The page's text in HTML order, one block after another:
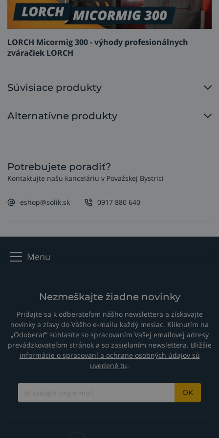
LORCH Micormig 300 - výhody profesionálnych
zváračiek LORCH
Súvisiace produkty
Alternatívne produkty
Potrebujete poradiť?
Kontaktujte našu kanceláriu v Považskej Bystrici
eshop@solik.sk 0917 880 640
Menu
Nezmeškajte žiadne novinky
Pridajte sa k odberateľom nášho newslettera a získavajte
novinky a zľavy do Vášho e-mailu každý mesiac. Kliknutím na
„Odoberať“ súhlasíte so spracovaním Vašej emailovej adresy
prevádzkovateľom stránok a so zasielaním newslettera. Bližšie
informácie o spracovaní a ochrane osobných údajov sú
uvedené tu.
OK